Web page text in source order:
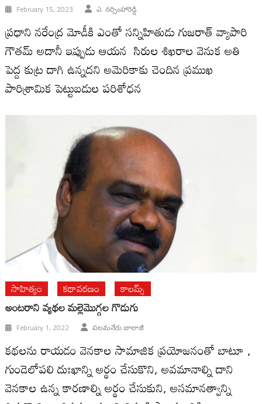
February 15, 2023 ఎ. నర్సింహారెడ్డి
ప్రధాని నరేంద్ర మోడీకి ఎంతో సన్నిహితుడు గుజరాత్‌ వ్యాపారి
గౌతమ్‌ అదానీ ఇప్పుడు ఆయన సిరుల శిఖరాల వెనుక అతి
పెద్ద కుట్ర దాగి ఉన్నదని అమెరికాకు చెందిన ప్రముఖ
పారిశ్రామిక పెట్టుబడుల పరిశోధన
సాహిత్యం కథావరణం కాలమ్స్
అంట‌రాని వ్య‌థ‌ల మ‌ల్లెమొగ్గ‌ల గొడుగు
February 1, 2022 పలమనేరు బాలాజీ
కథలను రాయడం వెనకాల సామాజిక ప్రయోజనంతో బాటూ ,
గుండెలోపలి దుఃఖాన్ని అర్థం చేసుకొని, అవమానాల్ని దాని
వెనకాల ఉన్న కారణాల్ని అర్థం చేసుకుని, అసమానత్వాన్ని